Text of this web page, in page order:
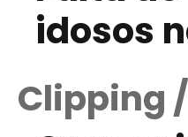
idosos
Clipping